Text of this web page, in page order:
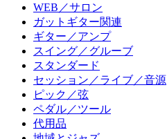
WEB／サロン
ガットギター関連
ギター／アンプ
スイング／グルーブ
スタンダード
セッション／ライブ／音源
ピック／弦
ペダル／ツール
代用品